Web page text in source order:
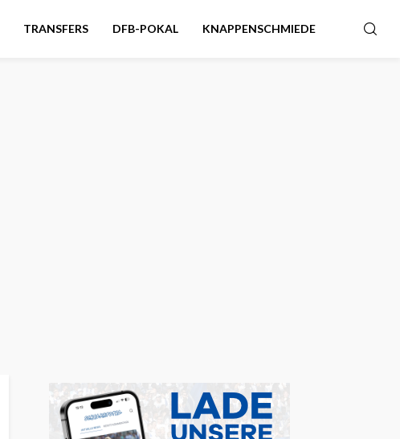
TRANSFERS DFB-POKAL KNAPPENSCHMIEDE